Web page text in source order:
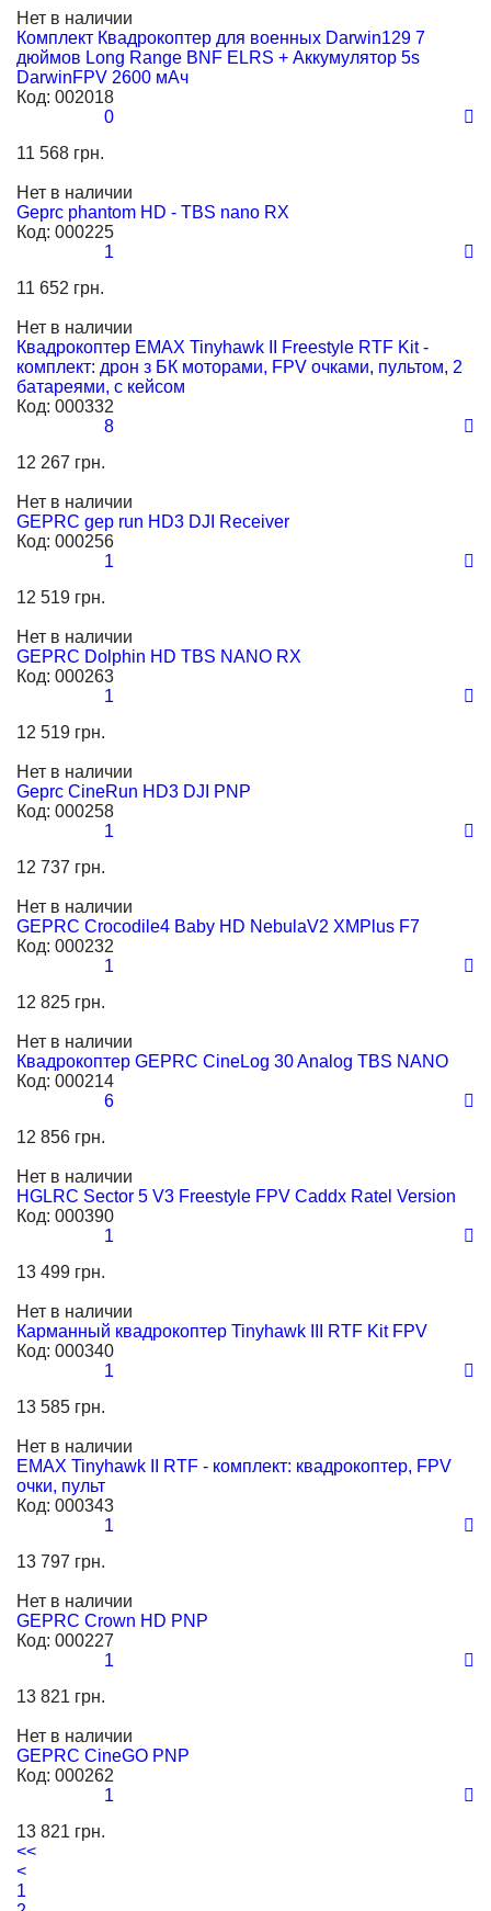
Нет в наличии
Комплект Квадрокоптер для военных Darwin129 7
дюймов Long Range BNF ELRS + Аккумулятор 5s
DarwinFPV 2600 мАч
Код: 002018
0
11 568 грн.
Нет в наличии
Geprc phantom HD - TBS nano RX
Код: 000225
1
11 652 грн.
Нет в наличии
Квадрокоптер EMAX Tinyhawk II Freestyle RTF Kit -
комплект: дрон з БК моторами, FPV очками, пультом, 2
батареями, с кейсом
Код: 000332
8
12 267 грн.
Нет в наличии
GEPRC gep run HD3 DJI Receiver
Код: 000256
1
12 519 грн.
Нет в наличии
GEPRC Dolphin HD TBS NANO RX
Код: 000263
1
12 519 грн.
Нет в наличии
Geprc CineRun HD3 DJI PNP
Код: 000258
1
12 737 грн.
Нет в наличии
GEPRC Crocodile4 Baby HD NebulaV2 XMPlus F7
Код: 000232
1
12 825 грн.
Нет в наличии
Квадрокоптер GEPRC CineLog 30 Analog TBS NANO
Код: 000214
6
12 856 грн.
Нет в наличии
HGLRC Sector 5 V3 Freestyle FPV Caddx Ratel Version
Код: 000390
1
13 499 грн.
Нет в наличии
Карманный квадрокоптер Tinyhawk III RTF Kit FPV
Код: 000340
1
13 585 грн.
Нет в наличии
EMAX Tinyhawk II RTF - комплект: квадрокоптер, FPV
очки, пульт
Код: 000343
1
13 797 грн.
Нет в наличии
GEPRC Crown HD PNP
Код: 000227
1
13 821 грн.
Нет в наличии
GEPRC CineGO PNP
Код: 000262
1
13 821 грн.
<<
<
1